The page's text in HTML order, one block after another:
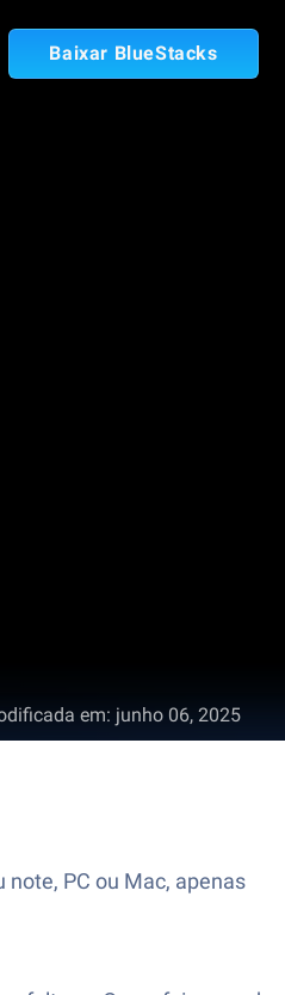
Baixar BlueStacks
em: junho 06, 2025
PC ou Mac, apenas